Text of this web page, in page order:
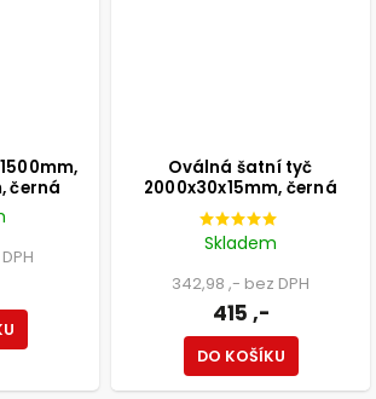
černá
Oválná šatní tyč
2000x30x15mm, černá
Skladem
342,98 ,- bez DPH
415 ,-
DO KOŠÍKU